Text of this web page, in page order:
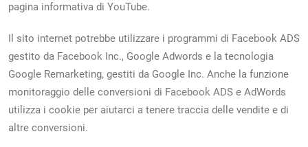
pagina informativa di YouTube.
Il sito internet potrebbe utilizzare i programmi di Facebook ADS
gestito da Facebook Inc., Google Adwords e la tecnologia
Google Remarketing, gestiti da Google Inc. Anche la funzione
monitoraggio delle conversioni di Facebook ADS e AdWords
utilizza i cookie per aiutarci a tenere traccia delle vendite e di
altre conversioni.